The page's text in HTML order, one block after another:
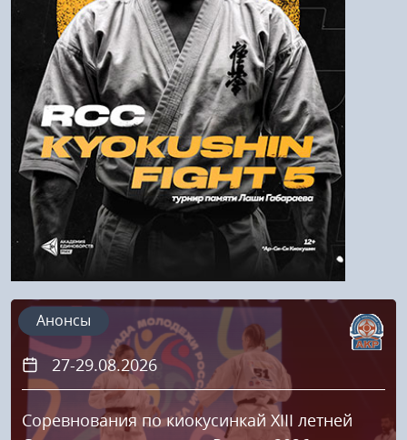
Войти
Напомнить пароль
Регистрация
27-29.08.2026
Соревнования по киокусинкай XIII летней
Анонсы